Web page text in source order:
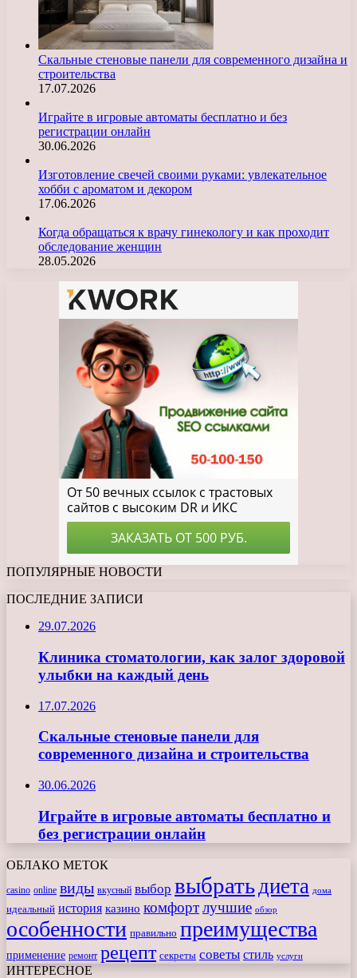
Скальные стеновые панели для современного дизайна и
строительства
17.07.2026
Играйте в игровые автоматы бесплатно и без
регистрации онлайн
30.06.2026
Изготовление свечей своими руками: увлекательное
хобби с ароматом и декором
17.06.2026
Когда обращаться к врачу гинекологу и как проходит
обследование женщин
28.05.2026
ПОПУЛЯРНЫЕ НОВОСТИ
ПОСЛЕДНИЕ ЗАПИСИ
29.07.2026
Клиника стоматологии, как залог здоровой
улыбки на каждый день
17.07.2026
Скальные стеновые панели для
современного дизайна и строительства
30.06.2026
Играйте в игровые автоматы бесплатно и
без регистрации онлайн
ОБЛАКО МЕТОК
casino online виды вкусный выбор выбрать диета дома
идеальный история казино комфортлучшие обзор
особенности правильно преимущества
применение ремонт рецепт секреты советы стиль услуги
ИНТЕРЕСНОЕ